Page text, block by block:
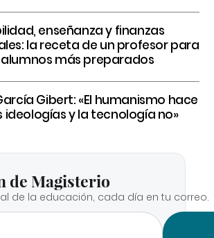
enseñanza y finanzas
la receta de un profesor para
más preparados
Gibert: «El humanismo hace
ideologías y la tecnología no»
de Magisterio
de la educación, cada día en tu correo.